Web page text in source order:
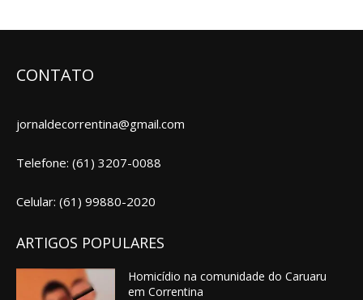
CONTATO
jornaldecorrentina@gmail.com
Telefone: (61) 3207-0088
Celular: (61) 99880-2020
ARTIGOS POPULARES
Homicídio na comunidade do Caruaru
em Correntina